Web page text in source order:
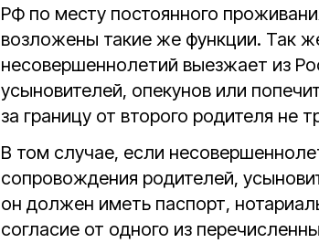
РФ по месту постоянного
возложены такие же функции. Так
несовершеннолетий выезжает из
усыновителей, опекунов или
за границу от второго родителя не
В том случае, если
сопровождения родителей,
он должен иметь паспорт,
согласие от одного из